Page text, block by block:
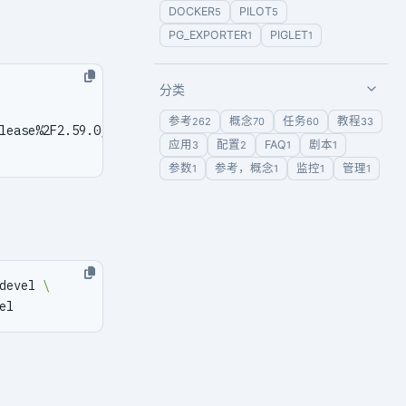
pgbackrest-2.59.0.tar.gz
|
DOCKER5 PILOT5
PG_EXPORTER1 PIGLET1
分类
参考262 概念70 任务60 教程33
应用 3 配置2 FAQ1 剧本1
参数1 参考，概念1 监控1 管理1